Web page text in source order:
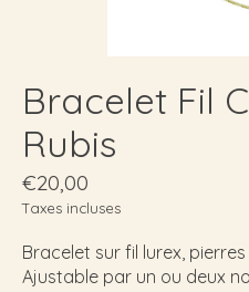
Bracelet Fil
Rubis
€20,00
Taxes incluses
Bracelet sur fil lurex,
Ajustable par un ou deux